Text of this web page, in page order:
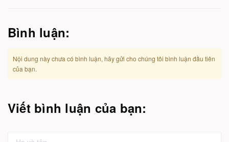
Bình luận:
Nội dung này chưa có bình luận, hãy gửi cho chúng tôi bình luận đầu tiên
của bạn.
Viết bình luận của bạn: